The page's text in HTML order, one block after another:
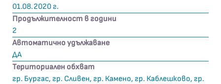
01.08.2020 г.
Продължителност в години
2
Автоматично удължаване
ДА
Териториален обхват
гр. Бургас, гр. Сливен, гр. Камено, гр. Каблешково, гр.